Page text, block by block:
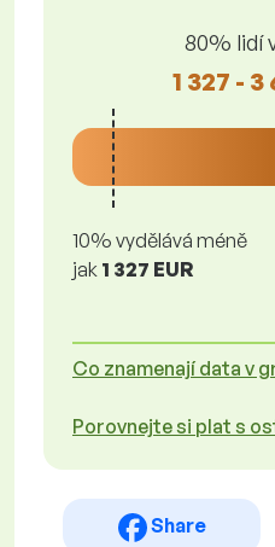
80% lidí
1 327 - 3
10% vydělává méně
jak 1 327 EUR
Co znamenají data v
Porovnejte si plat s
Share